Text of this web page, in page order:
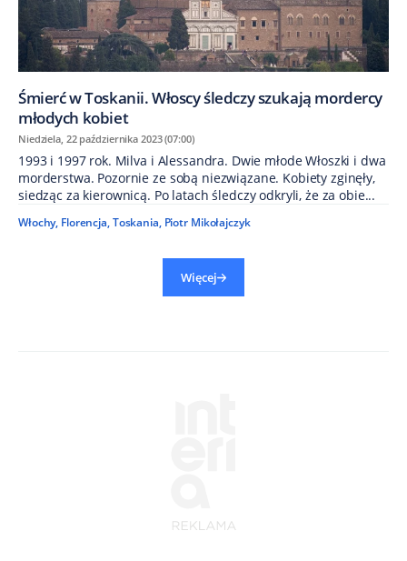
Śmierć w Toskanii. Włoscy śledczy szukają mordercy
młodych kobiet
Niedziela, 22 października 2023 (07:00)
1993 i 1997 rok. Milva i Alessandra. Dwie młode Włoszki i dwa
morderstwa. Pozornie ze sobą niezwiązane. Kobiety zginęły,
siedząc za kierownicą. Po latach śledczy odkryli, że za obie...
Włochy, Florencja,Toskania, Piotr Mikołajczyk
Więcej